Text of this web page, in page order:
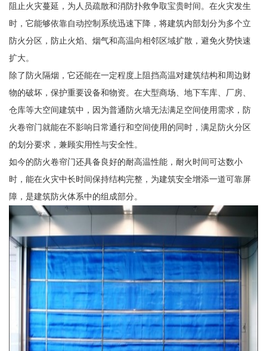
阻止火灾蔓延，为人员疏散和消防扑救争取宝贵时间。在火灾发生
时，它能够依靠自动控制系统迅速下降，将建筑内部划分为多个立
防火分区，防止火焰、烟气和高温向相邻区域扩散，避免火势快速
扩大。
除了防火隔烟，它还能在一定程度上阻挡高温对建筑结构和周边财
物的破坏，保护重要设备和物资。在大型商场、地下车库、厂房、
仓库等大空间建筑中，因为普通防火墙无法满足空间使用需求，防
火卷帘门就能在不影响日常通行和空间使用的同时，满足防火分区
的划分要求，兼顾实用性与安全性。
如今的防火卷帘门还具备良好的耐高温性能，耐火时间可达数小
时，能在火灾中长时间保持结构完整，为建筑安全增添一道可靠屏
障，是建筑防火体系中的组成部分。